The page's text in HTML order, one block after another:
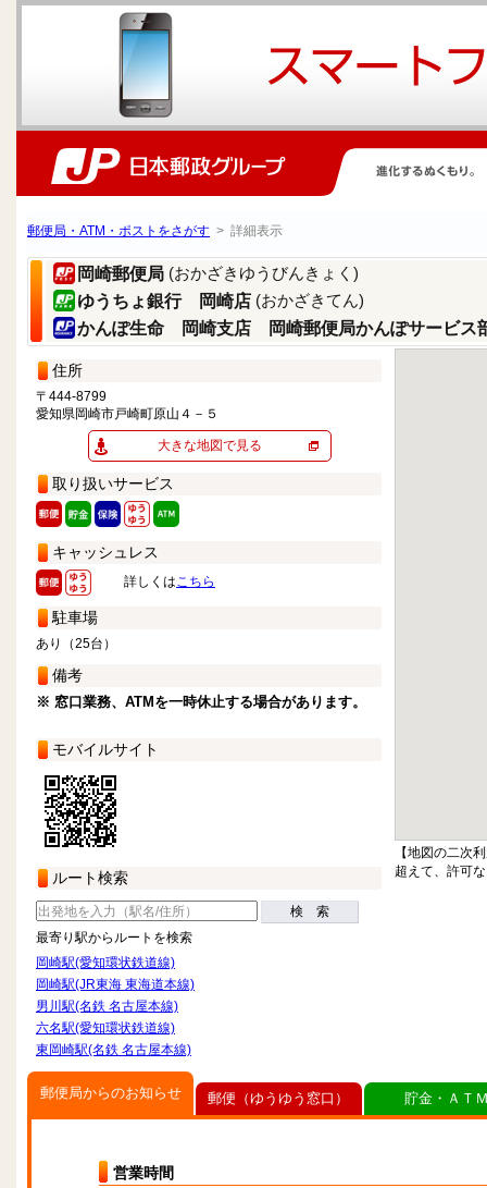
郵便局・ATM・ポストをさがす > 詳細表示
岡崎郵便局 (おかざきゆうびんきょく)
ゆうちょ銀行 岡崎店 (おかざきてん)
かんぽ生命 岡崎支店 岡崎郵便局かんぽサービス
住所
〒444-8799
愛知県岡崎市戸崎町原山４－５
大きな地図で見る
取り扱いサービス
キャッシュレス
詳しくはこちら
駐車場
あり（25台）
備考
※ 窓口業務、ATMを一時休止する場合があります。
モバイルサイト
ルート検索
検 索
最寄り駅からルートを検索
岡崎駅(愛知環状鉄道線)
岡崎駅(JR東海 東海道本線)
男川駅(名鉄 名古屋本線)
六名駅(愛知環状鉄道線)
東岡崎駅(名鉄 名古屋本線)
【地図の二次
超えて、許可
郵便局からのお知らせ
営業時間
郵便（ゆうゆう窓口） 貯金・ＡＴ